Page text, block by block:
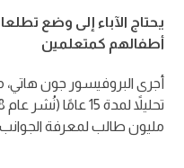
يحتاج الآباء إلى وضع
أطفالهم كمتعلمين
أجرى البروفيسور جون هاتي،
مليون طالب لمعرفة الجوانب